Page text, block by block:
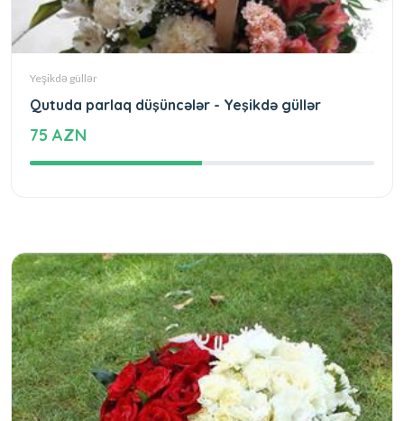
Yeşikdə güllər
Qutuda parlaq düşüncələr - Yeşikdə güllər
75 AZN